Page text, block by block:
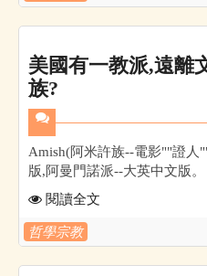
美國有一教派,遠離
族?
Amish(阿米許族--電影""證人
版,阿曼門諾派--大英中文版。
閱讀全文
哲學宗教